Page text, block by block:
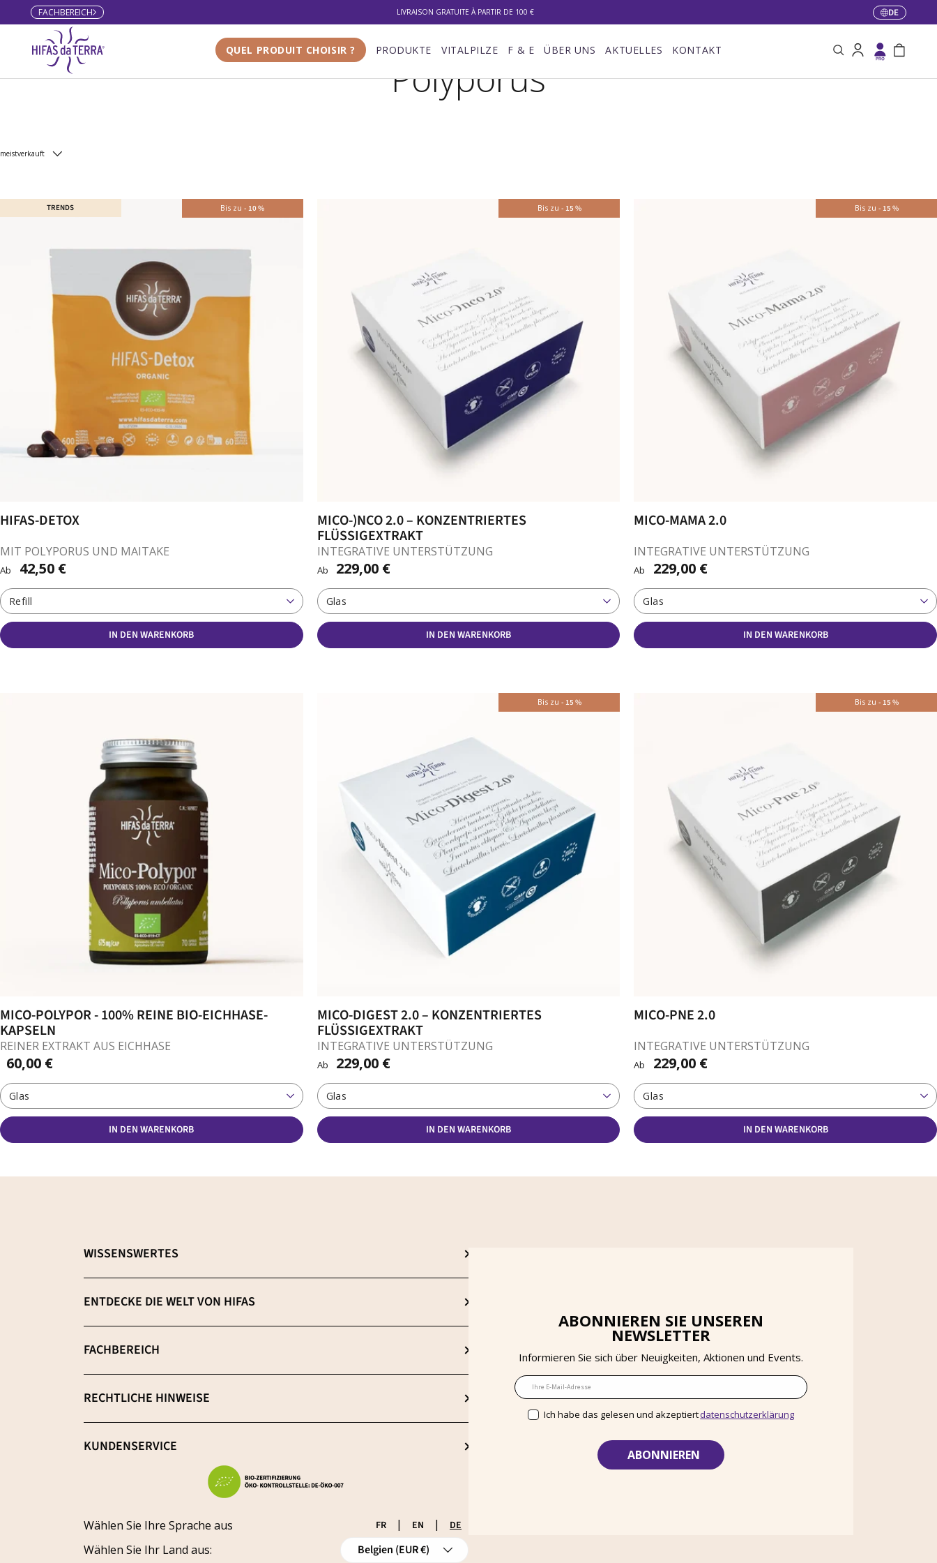
Direkt zum Inhalt
FACHBEREICH LIVRAISON GRATUITE À PARTIR DE 100 € Sprache
DE
SucheEinloggen
QUEL PRODUIT CHOISIR ? PRODUKTE VITALPILZE F & E ÜBER UNS AKTUELLES KONTAKT
Polyporus
meistverkauft
TRENDS Bis zu- 10%
HIFAS-DETOX
MIT POLYPORUS UND MAITAKE
Ab 42,50 €
Refill
IN DEN WARENKORB
Bis zu - 15 %
MICO-)NCO 2.0 – KONZENTRIERTES
FLÜSSIGEXTRAKT
INTEGRATIVE UNTERSTÜTZUNG
Ab 229,00 €
Glas
IN DEN WARENKORB
Bis zu - 15 %
MICO-MAMA 2.0
INTEGRATIVE UNTERSTÜTZUNG
Ab 229,00 €
Glas
IN DEN WARENKORB
MICO-POLYPOR - 100% REINE BIO-EICHHASE-
KAPSELN
REINER EXTRAKT AUS EICHHASE
60,00 €
Glas
IN DEN WARENKORB
Bis zu - 15 %
MICO-DIGEST 2.0 – KONZENTRIERTES
FLÜSSIGEXTRAKT
INTEGRATIVE UNTERSTÜTZUNG
Ab 229,00 €
Glas
IN DEN WARENKORB
Bis zu - 15 %
MICO-PNE 2.0
INTEGRATIVE UNTERSTÜTZUNG
Ab 229,00 €
Glas
IN DEN WARENKORB
WISSENSWERTES
Wähle dein ideales Nahrungsergänzungsmittel
β-(1-3),(1-6) D-Glucane
Extraktion: Der Schlüsselprozess
Qualitätsmerkmale
Frei von Schwermetallen
ENTDECKE DIE WELT VON HIFAS
Über uns
Neuigkeiten
Blog
Nachhaltigkeit
Forschung & Entwicklung
Werde Vertriebspartner
Fördermittel
FACHBEREICH
Anmeldung
Registrierung
RECHTLICHE HINWEISE
AGB & Widerrufsbelehrung
Versand
Widerrufsrecht
KUNDENSERVICE
Wählen Sie Ihre Sprache aus
FR | EN | DE
Wählen Sie Ihr Land aus:
Land/Region
Belgien (EUR €)
ABONNIEREN SIE UNSEREN
NEWSLETTER
Informieren Sie sich über Neuigkeiten, Aktionen und Events.
E-Mail
Ich habe das gelesen und akzeptiertdatenschutzerklärung